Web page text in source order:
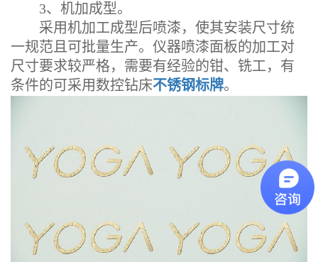
3、机加成型。
采用机加工成型后喷漆，使其安装尺寸统
一规范且可批量生产。仪器喷漆面板的加工对
尺寸要求较严格，需要有经验的钳、铣工，有
条件的可采用数控钻床不锈钢标牌。